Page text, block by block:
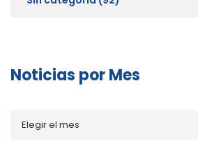
Noticias por Mes
porElegir el mes